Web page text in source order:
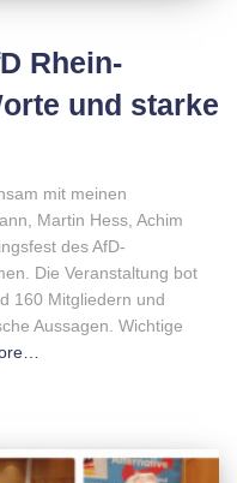
Rhein-
und starke
mit meinen
Martin Hess, Achim
des AfD-
Die Veranstaltung bot
160 Mitgliedern und
Aussagen. Wichtige